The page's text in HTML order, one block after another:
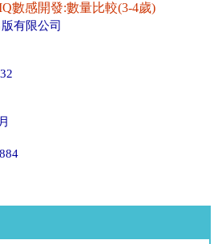
數感開發:數量比較(3-4歲)
有限公司